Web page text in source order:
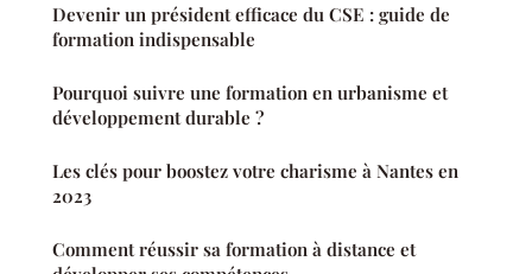
Devenir un président efficace du CSE : guide de
formation indispensable
Pourquoi suivre une formation en urbanisme et
développement durable ?
Les clés pour boostez votre charisme à Nantes en
2023
Comment réussir sa formation à distance et